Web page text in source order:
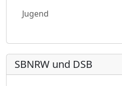
Jugend
SBNRW und DSB